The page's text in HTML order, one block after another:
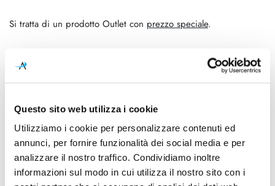
Questo sito web utilizza i cookie
Utilizziamo i cookie per personalizzare contenuti ed
annunci, per fornire funzionalità dei social media e per
analizzare il nostro traffico. Condividiamo inoltre
informazioni sul modo in cui utilizza il nostro sito con i
Si tratta di un prodotto Outlet con prezzo speciale.
Caratteristiche
2317_OUTLET
Simon Schmitz
Colore led
2700K
Dimensioni
Ø 290mm - H 1830mm
Sorgente luminosa
Potenza e attacco